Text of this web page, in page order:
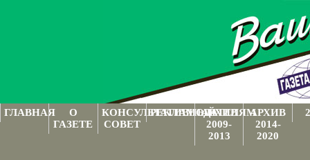
ГЛАВНАЯ
О
ГАЗЕТЕ
КОНСУЛЬТАТИВНЫЙ
СОВЕТ
РЕКЛАМОДАТЕЛЯМ
АРХИВ
2009-
2013
АРХИВ
2014-
2020